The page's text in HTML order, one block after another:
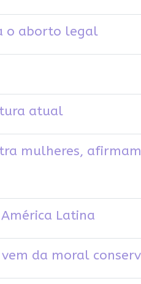
o aborto legal
atual
mulheres, afirmam
Latina
da moral